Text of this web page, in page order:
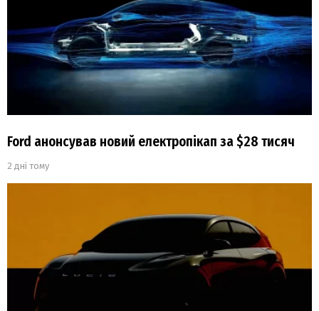
Ford анонсував новий електропікап за $28 тисяч
2 дні тому